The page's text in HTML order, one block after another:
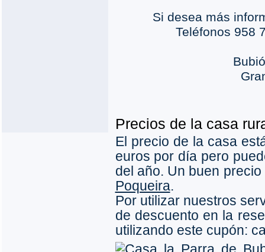
Si desea más
Teléfonos 958
Precios de la casa
El precio de la casa
euros por día pero
del año. Un buen
Poqueira.
Por utilizar nuestros
de descuento en la
utilizando este cupón: